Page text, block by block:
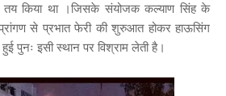
किया था ।जिसके संयोजक कल्याण सिंह के
प्रांगण से प्रभात फेरी की शुरुआत होकर हाऊसिंग
हुई पुनः इसी स्थान पर विश्राम लेती है।